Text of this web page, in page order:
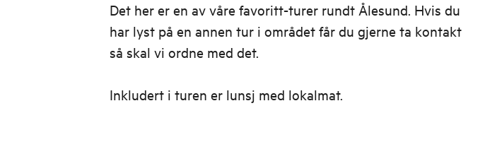
Det her er en av våre favoritt-turer rundt Ålesund. Hvis du
har lyst på en annen tur i området får du gjerne ta kontakt
så skal vi ordne med det.
Inkludert i turen er lunsj med lokalmat.